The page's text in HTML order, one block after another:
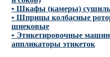
• Шкафы (камеры)
• Шприцы колбасные
шнековые
• Этикетировочные
аппликаторы этикеток